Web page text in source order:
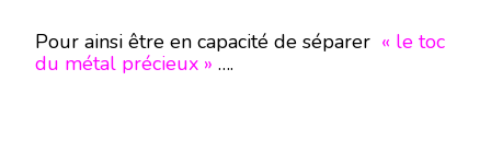
Pour ainsi être en capacité de séparer « le toc
du métal précieux » ….